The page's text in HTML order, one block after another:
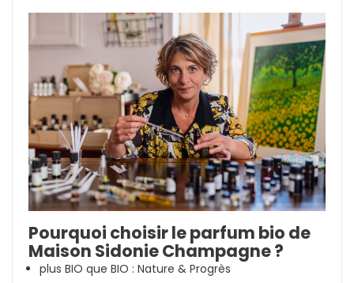
Pourquoi choisir le parfum bio de
Maison Sidonie Champagne ?
plus BIO que BIO : Nature & Progrès